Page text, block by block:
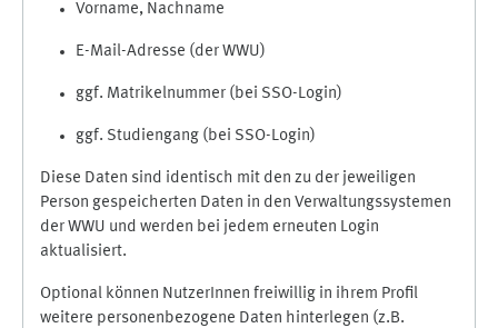
Vorname, Nachname
E-Mail-Adresse (der WWU)
ggf. Matrikelnummer (bei SSO-Login)
ggf. Studiengang (bei SSO-Login)
Diese Daten sind identisch mit den zu der jeweiligen
Person gespeicherten Daten in den Verwaltungssystemen
der WWU und werden bei jedem erneuten Login
aktualisiert.
Optional können NutzerInnen freiwillig in ihrem Profil
weitere personenbezogene Daten hinterlegen (z.B.